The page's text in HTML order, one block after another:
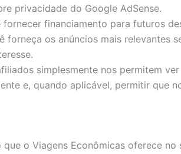
privacidade do Google AdSense.
financiamento para futuros
os anúncios mais relevantes
simplesmente nos permitem
e, quando aplicável, permitir que
o Viagens Econômicas oferece